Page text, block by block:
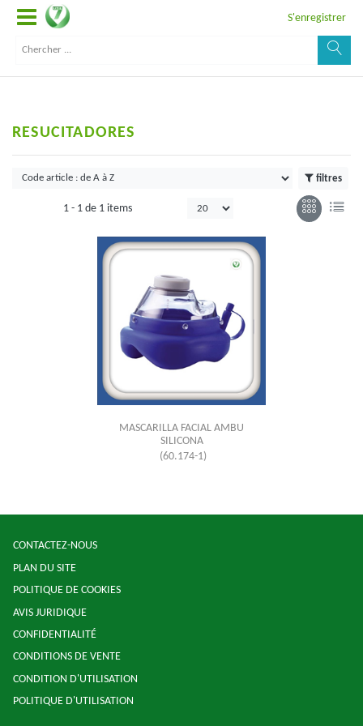
S'enregistrer
RESUCITADORES
filtres
1 - 1 de 1 items
MASCARILLA FACIAL AMBU
SILICONA
(60.174-1)
CONTACTEZ-NOUS
PLAN DU SITE
POLITIQUE DE COOKIES
AVIS JURIDIQUE
CONFIDENTIALITÉ
CONDITIONS DE VENTE
CONDITION D'UTILISATION
POLITIQUE D'UTILISATION